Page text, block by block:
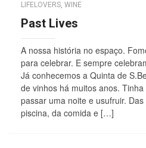
LIFELOVERS, WINE
Past Lives
A nossa história no espaço.
para celebrar. E sempre
Já conhecemos a Quinta de
de vinhos há muitos anos.
passar uma noite e usufruir.
piscina, da comida e […]